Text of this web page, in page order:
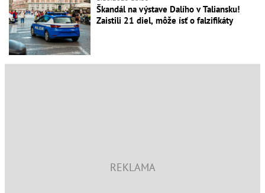
Škandál na výstave Dalího v Taliansku!
Zaistili 21 diel, môže ísť o falzifikáty